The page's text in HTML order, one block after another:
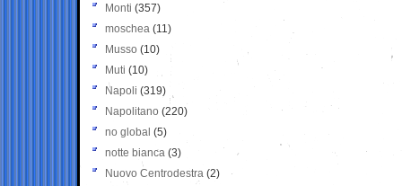
Monti (357)
moschea (11)
Musso (10)
Muti (10)
Napoli (319)
Napolitano (220)
no global (5)
notte bianca (3)
Nuovo Centrodestra (2)